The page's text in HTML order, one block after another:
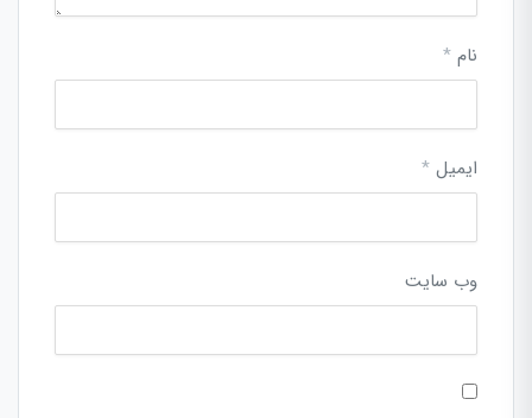
نام *
ایمیل *
وب‌ سایت